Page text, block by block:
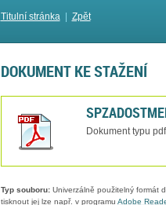
Titulní stránka| Zpět
DOKUMENT KE STAŽENÍ
Dokument typu
Typ souboru:Univerzálně použitelný formát
tisknout jej lze např. v programu Adobe